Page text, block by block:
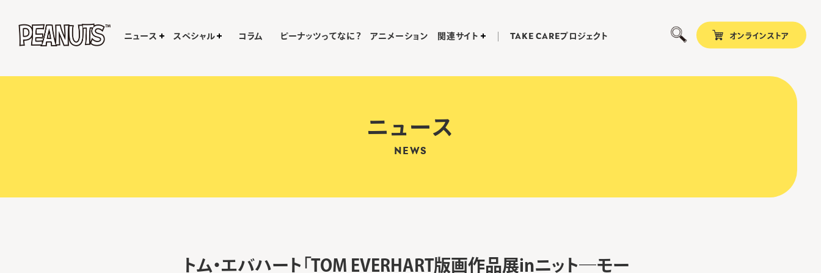
オンラインストア
ニュース スペシャル コラム ピーナッツってなに？ アニメーション 関連サイト TAKE CAREプロジェクト
ニュース
NEWS
トム・エバハート「TOM EVERHART版画作品展inニット―モー